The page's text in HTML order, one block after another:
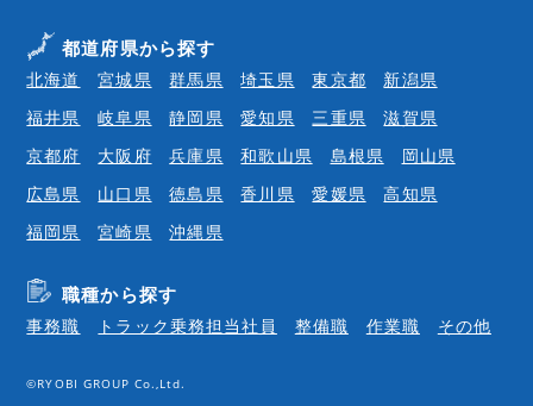
都道府県から探す
北海道 宮城県 群馬県 埼玉県 東京都
新潟県
福井県
岐阜県 静岡県 愛知県 三重県
滋賀県
京都府
大阪府 兵庫県 和歌山県 島根県
岡山県
広島県
山口県 徳島県 香川県 愛媛県
高知県
福岡県
宮崎県 沖縄県
職種から探す
事務職 トラック乗務担当社員 整備職 作業職 その他
©RYOBI GROUP Co.,Ltd.